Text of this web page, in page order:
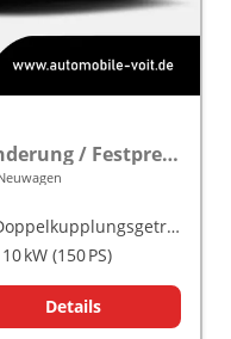
Sportline 50% Schwerbehinderung / Festpreisgarantie* Modelljahr 1.5 TSI Mild-Hybrid 150PS DSG "Sonderangebot bei Schwerbehinderung" frei konfigurierbar!
Doppelkupplungsgetriebe (DSG)
kW (150 PS)
Details